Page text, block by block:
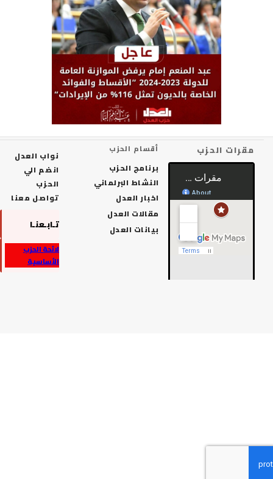
الحزب أقسام الحزب
برنامج الحزب
النشاط البرلماني
اخبار العدل
مقالات العدل
بيانات العدل
نواب العدل
انضم الي
تواصل معنا
تـابـعنـا
لائحة الحزب
الأساسية